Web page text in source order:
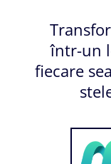
într-un
fiecare